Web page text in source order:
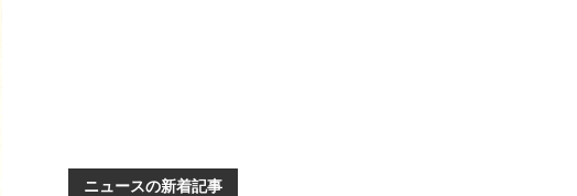
ニュースの新着記事